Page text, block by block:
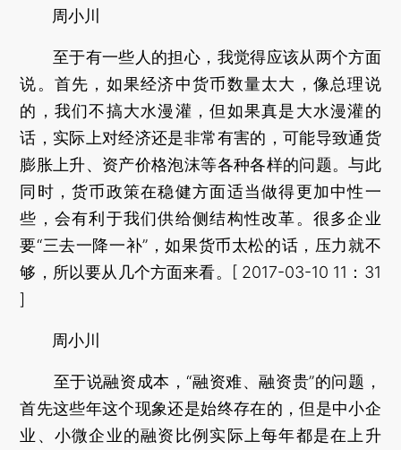
周小川
至于有一些人的担心，我觉得应该从两个方面
说。首先，如果经济中货币数量太大，像总理说
的，我们不搞大水漫灌，但如果真是大水漫灌的
话，实际上对经济还是非常有害的，可能导致通货
膨胀上升、资产价格泡沫等各种各样的问题。与此
同时，货币政策在稳健方面适当做得更加中性一
些，会有利于我们供给侧结构性改革。很多企业
要“三去一降一补”，如果货币太松的话，压力就不
够，所以要从几个方面来看。[ 2017-03-10 11：31
]
周小川
至于说融资成本，“融资难、融资贵”的问题，
首先这些年这个现象还是始终存在的，但是中小企
业、小微企业的融资比例实际上每年都是在上升